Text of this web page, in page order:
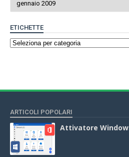
ETICHETTE
ARTICOLI POPOLARI
Attivatore